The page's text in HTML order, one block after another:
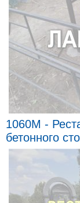
1060M -
бетонного